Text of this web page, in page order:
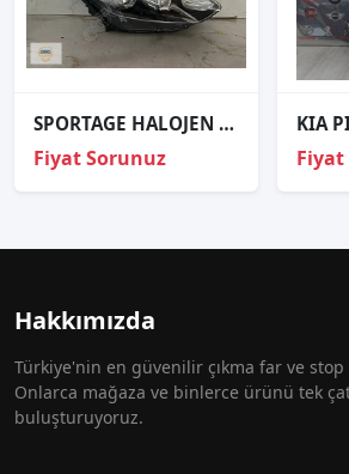
SPORTAGE HALOJEN SAĞ FAR SIFIR 2016
Fiyat Sorunuz
Hakkımızda
Türkiye'nin en güvenilir çıkma far ve
Onlarca mağaza ve binlerce ürünü tek
buluşturuyoruz.